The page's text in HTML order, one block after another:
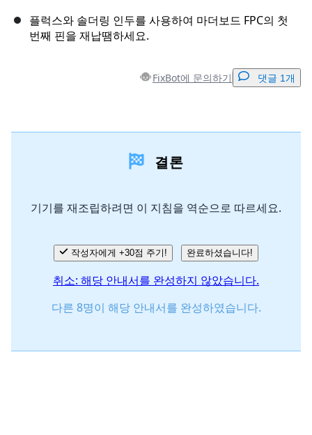
플럭스와 솔더링 인두를 사용하여 마더보드 FPC의 첫
번째 핀을 재납땜하세요.
FixBot에 문의하기 댓글 1개
결론
기기를 재조립하려면 이 지침을 역순으로 따르세요.
작성자에게 +30점 주기! 완료하셨습니다!
취소: 해당 안내서를 완성하지 않았습니다.
다른 8명이 해당 안내서를 완성하였습니다.